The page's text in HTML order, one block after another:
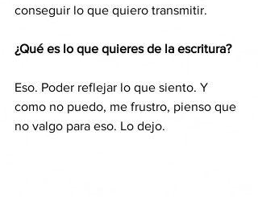
conseguir lo que quiero transmitir.
¿Qué es lo que quieres de la escritura?
Eso. Poder reflejar lo que siento. Y
como no puedo, me frustro, pienso que
no valgo para eso. Lo dejo.